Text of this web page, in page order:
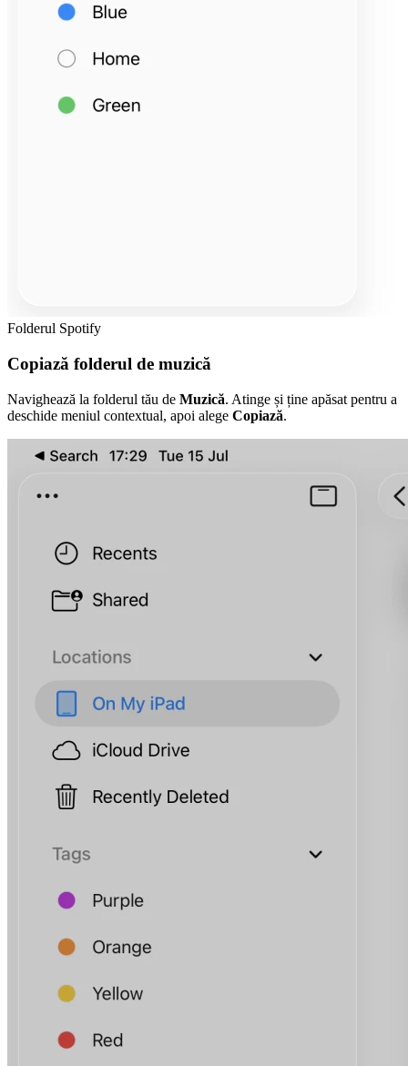
Folderul Spotify
Copiază folderul de muzică
Navighează la folderul tău de Muzică. Atinge și ține apăsat pentru a
deschide meniul contextual, apoi alege Copiază.